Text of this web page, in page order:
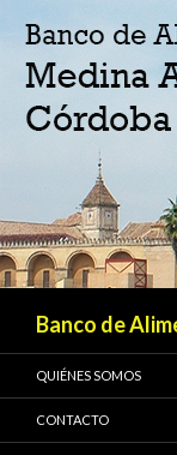
Banco de
QUIÉNES SOMOS
CONTACTO